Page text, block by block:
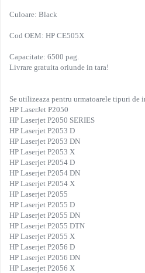
Culoare: Black
Cod OEM: HP CE505X
Capacitate: 6500 pag.
Livrare gratuita oriunde in tara!
Se utilizeaza pentru urmatoarele tipuri de
HP LaserJet P2050
HP Laserjet P2050 SERIES
HP Laserjet P2053 D
HP Laserjet P2053 DN
HP Laserjet P2053 X
HP Laserjet P2054 D
HP Laserjet P2054 DN
HP Laserjet P2054 X
HP Laserjet P2055
HP Laserjet P2055 D
HP Laserjet P2055 DN
HP Laserjet P2055 DTN
HP Laserjet P2055 X
HP Laserjet P2056 D
HP Laserjet P2056 DN
HP Laserjet P2056 X